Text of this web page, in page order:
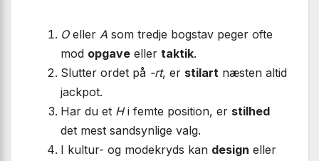
Oeller A som tredje bogstav peger ofte
mod opgave eller taktik.
Slutter ordet på -rt, er stilart næsten altid
jackpot.
Har du et Hi femte position, er stilhed
det mest sandsynlige valg.
I kultur- og modekryds kan design eller